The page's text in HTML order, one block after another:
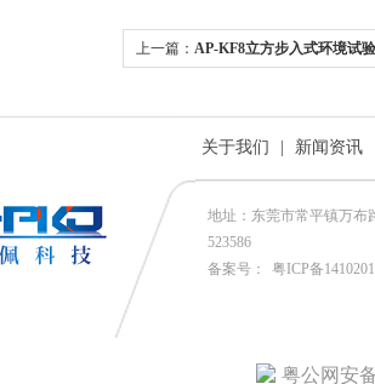
上一篇： AP-KF8立方步入式环境试
关于我们 新闻资讯
地址：东莞市常平镇万布
523586
备案号：
粤ICP备
粤公网安